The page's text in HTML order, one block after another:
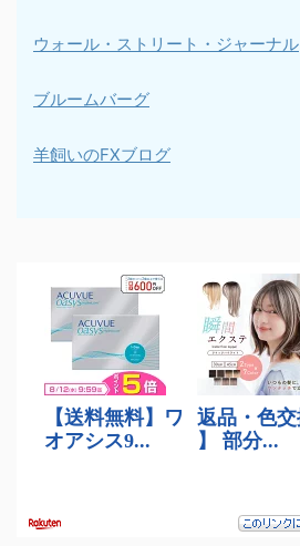
ウォール・ストリート・ジャーナル
ブルームバーグ
羊飼いのFXブログ